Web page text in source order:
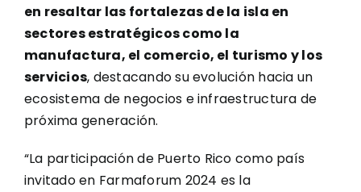
en resaltar las fortalezas de la isla en
sectores estratégicos como la
manufactura, el comercio, el turismo y los
servicios, destacando su evolución hacia un
ecosistema de negocios e infraestructura de
próxima generación.
“La participación de Puerto Rico como país
invitado en Farmaforum 2024 es la